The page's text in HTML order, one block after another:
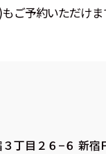
ご予約いただけま
丁目２６−６ 新宿